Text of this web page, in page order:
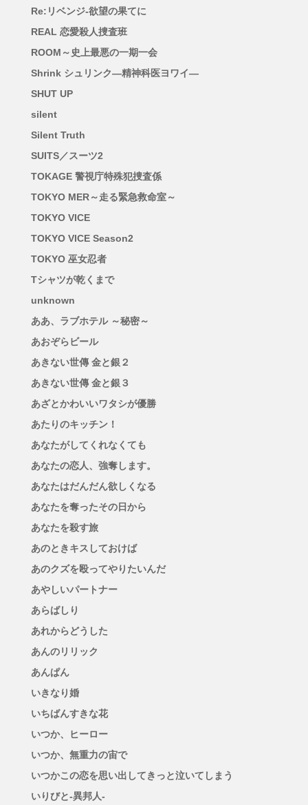
Re:リベンジ-欲望の果てに
REAL 恋愛殺人捜査班
ROOM～史上最悪の一期一会
Shrink シュリンク―精神科医ヨワイ―
SHUT UP
silent
Silent Truth
SUITS／スーツ2
TOKAGE 警視庁特殊犯捜査係
TOKYO MER～走る緊急救命室～
TOKYO VICE
TOKYO VICE Season2
TOKYO 巫女忍者
Tシャツが乾くまで
unknown
ああ、ラブホテル ～秘密～
あおぞらビール
あきない世傳 金と銀２
あきない世傳 金と銀３
あざとかわいいワタシが優勝
あたりのキッチン！
あなたがしてくれなくても
あなたの恋人、強奪します。
あなたはだんだん欲しくなる
あなたを奪ったその日から
あなたを殺す旅
あのときキスしておけば
あのクズを殴ってやりたいんだ
あやしいパートナー
あらばしり
あれからどうした
あんのリリック
あんぱん
いきなり婚
いちばんすきな花
いつか、ヒーロー
いつか、無重力の宙で
いつかこの恋を思い出してきっと泣いてしまう
いりびと-異邦人-